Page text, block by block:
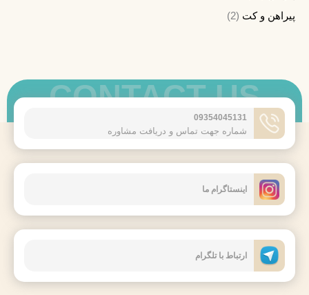
پیراهن و کت (2)
CONTACT US
09354045131
شماره جهت تماس و دریافت مشاوره
اینستاگرام ما
ارتباط با تلگرام